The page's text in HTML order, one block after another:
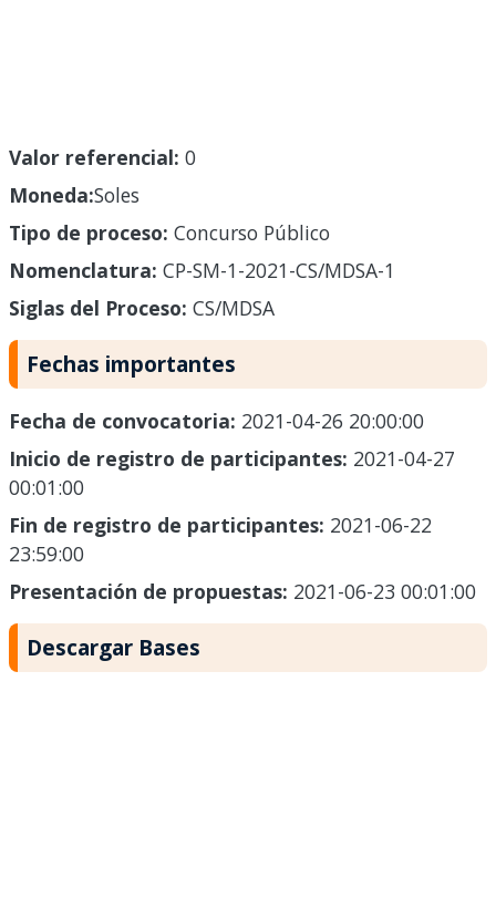
Valor referencial: 0
Moneda:Soles
Tipo de proceso: Concurso Público
Nomenclatura: CP-SM-1-2021-CS/MDSA-1
Siglas del Proceso: CS/MDSA
Fechas importantes
Fecha de convocatoria: 2021-04-26 20:00:00
Inicio de registro de participantes: 2021-04-27
00:01:00
Fin de registro de participantes: 2021-06-22
23:59:00
Presentación de propuestas: 2021-06-23 00:01:00
Descargar Bases